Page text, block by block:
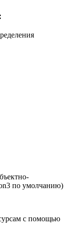
по умолчанию)
с помощью